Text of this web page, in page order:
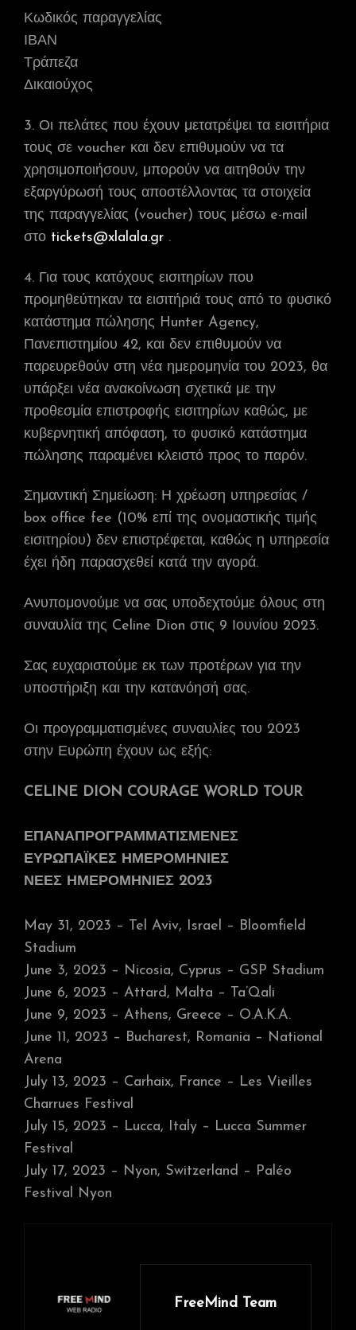
Κωδικός παραγγελίας
ΙΒΑΝ
Τράπεζα
Δικαιούχος
3. Οι πελάτες που έχουν μετατρέψει τα εισιτήρια
τους σε voucher και δεν επιθυμούν να τα
χρησιμοποιήσουν, μπορούν να αιτηθούν την
εξαργύρωσή τους αποστέλλοντας τα στοιχεία
της παραγγελίας (voucher) τους μέσω e-mail
στο tickets@xlalala.gr .
4. Για τους κατόχους εισιτηρίων που
προμηθεύτηκαν τα εισιτήριά τους από το φυσικό
κατάστημα πώλησης Hunter Agency,
Πανεπιστημίου 42, και δεν επιθυμούν να
παρευρεθούν στη νέα ημερομηνία του 2023, θα
υπάρξει νέα ανακοίνωση σχετικά με την
προθεσμία επιστροφής εισιτηρίων καθώς, με
κυβερνητική απόφαση, το φυσικό κατάστημα
πώλησης παραμένει κλειστό προς το παρόν.
Σημαντική Σημείωση: Η χρέωση υπηρεσίας /
box office fee (10% επί της ονομαστικής τιμής
εισιτηρίου) δεν επιστρέφεται, καθώς η υπηρεσία
έχει ήδη παρασχεθεί κατά την αγορά.
Ανυπομονούμε να σας υποδεχτούμε όλους στη
συναυλία της Celine Dion στις 9 Ιουνίου 2023.
Σας ευχαριστούμε εκ των προτέρων για την
υποστήριξη και την κατανόησή σας.
Οι προγραμματισμένες συναυλίες του 2023
στην Ευρώπη έχουν ως εξής:
CELINE DION COURAGE WORLD TOUR
ΕΠΑΝΑΠΡΟΓΡΑΜΜΑΤΙΣΜΕΝΕΣ
ΕΥΡΩΠΑΪΚΕΣ ΗΜΕΡΟΜΗΝΙΕΣ
ΝΕΕΣ ΗΜΕΡΟΜΗΝΙΕΣ 2023
May 31, 2023 – Tel Aviv, Israel – Bloomfield
Stadium
June 3, 2023 – Nicosia, Cyprus – GSP Stadium
June 6, 2023 – Attard, Malta – Ta’Qali
June 9, 2023 – Athens, Greece – O.A.K.A.
June 11, 2023 – Bucharest, Romania – National
Arena
July 13, 2023 – Carhaix, France – Les Vieilles
Charrues Festival
July 15, 2023 – Lucca, Italy – Lucca Summer
Festival
July 17, 2023 – Nyon, Switzerland – Paléo
Festival Nyon
FreeMind Team